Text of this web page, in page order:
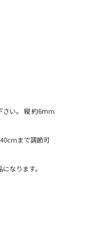
さい。 縦 約6mm
まで調節可
なります。